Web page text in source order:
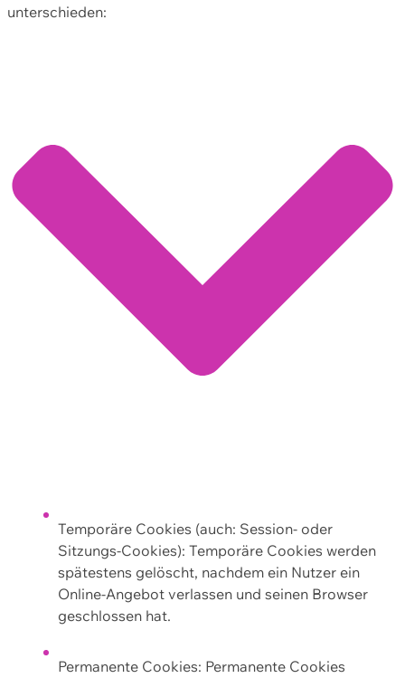
unterschieden:
Temporäre Cookies (auch: Session- oder
Sitzungs-Cookies): Temporäre Cookies werden
spätestens gelöscht, nachdem ein Nutzer ein
Online-Angebot verlassen und seinen Browser
geschlossen hat.
Permanente Cookies: Permanente Cookies